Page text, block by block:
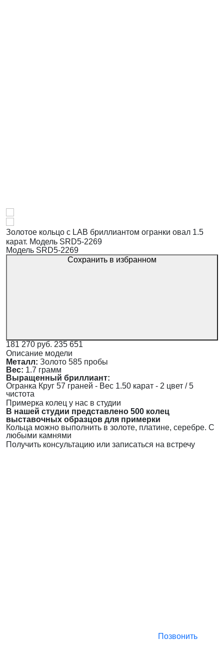
Золотое кольцо с LAB бриллиантом огранки овал 1.5
карат. Модель SRD5-2269
Модель SRD5-2269
Сохранить в избранном
181 270 руб. 235 651
Описание модели
Металл: Золото 585 пробы
Вес: 1.7 грамм
Выращенный бриллиант:
Огранка Круг 57 граней - Вес 1.50 карат - 2 цвет / 5
чистота
Примерка колец у нас в студии
В нашей студии представлено 500 колец
выставочных образцов для примерки
Кольца можно выполнить в золоте, платине, серебре. С
любыми камнями
Получить консультацию или записаться на встречу
Позвонить